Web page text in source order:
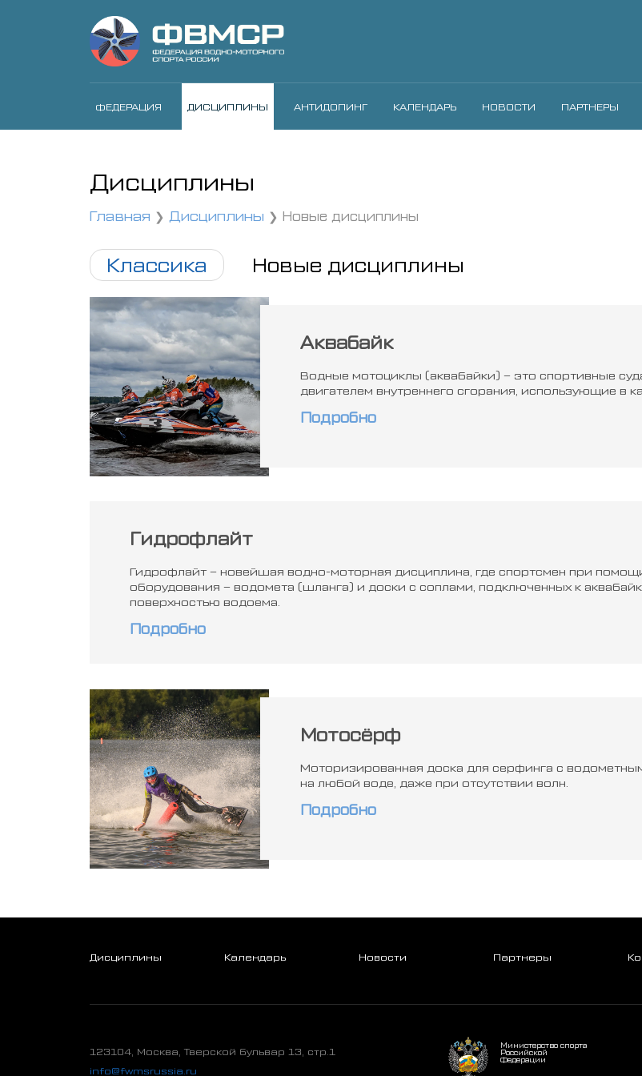
ФЕДЕРАЦИЯ ДИСЦИПЛИНЫ АНТИДОПИНГ КАЛЕНДАРЬ НОВОСТИ ПАРТНЕРЫ
Дисциплины
Главная Дисциплины Новые дисциплины
Классика Новые дисциплины
Аквабайк
Водные мотоциклы (аквабайки) – это спортивные
двигателем внутреннего сгорания, использующие в
Подробно
Гидрофлайт
Гидрофлайт – новейшая водно-моторная дисциплина, где спортсмен при
оборудования – водомета (шланга) и доски с соплами, подключенных к
поверхностью водоема.
Подробно
Мотосёрф
Моторизированная доска для серфинга c
на любой воде, даже при отсутствии волн.
Подробно
Дисциплины Календарь Новости Партнеры
123104, Москва, Тверской бульвар 13, стр.1
info@fwmsrussia.ru
Министерство спорта
Российской
Федерации